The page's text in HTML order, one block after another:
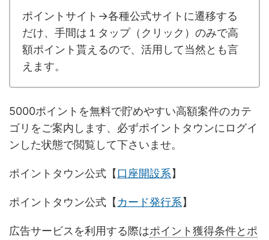
ポイントサイト→各種公式サイトに遷移する
だけ、手間は１タップ（クリック）のみで高
額ポイント貰えるので、活用して当然とも言
えます。
5000ポイントを無料で貯めやすい高額案件のカテ
ゴリをご案内します、必ずポイントタウンにログイ
ンした状態で閲覧して下さいませ。
ポイントタウン公式【口座開設系】
ポイントタウン公式【カード発行系】
広告サービスを利用する際はポイント獲得条件とポ